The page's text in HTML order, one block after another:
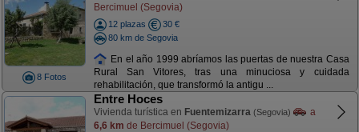
8 Fotos
Bercimuel (Segovia)
12 plazas
30 €
80 km de Segovia
En el año 1999 abríamos las puertas de nuestra Casa
Rural San Vitores, tras una minuciosa y cuidada
rehabilitación, que transformó la antigu ...
Entre Hoces
Vivienda turística en Fuentemizarra (Segovia)
a
6,6 km de Bercimuel (Segovia)